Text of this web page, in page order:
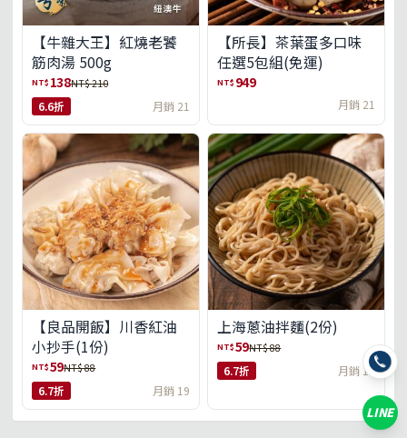
【牛雜大王】紅燒老饕
筋肉湯 500g
NT$ 138NT$ 210
6.6折 月銷 21
【所長】茶葉蛋多口味
任選5包組(免運)
NT$ 949
月銷 21
【良品開飯】川香紅油
小抄手(1份)
NT$59NT$ 88
6.7折 月銷 19
上海蔥油拌麵(2份)
NT$59NT$ 88
6.7折 月銷 18
LINE